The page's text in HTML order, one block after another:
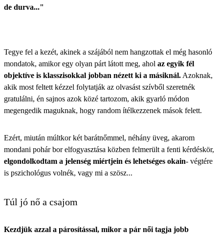
de durva..."
Tegye fel a kezét, akinek a szájából nem hangzottak el még hasonló
mondatok, amikor egy olyan párt látott meg, ahol az egyik fél
objektíve is klasszisokkal jobban nézett ki a másiknál. Azoknak,
akik most feltett kézzel folytatják az olvasást szívből szeretnék
gratulálni, én sajnos azok közé tartozom, akik gyarló módon
megengedik maguknak, hogy random ítélkezzenek mások felett.
Ezért, miután múltkor két barátnőmmel, néhány üveg, akarom
mondani pohár bor elfogyasztása közben felmerült a fenti kérdéskör,
elgondolkodtam a jelenség miértjein és lehetséges okain- végtére
is pszichológus volnék, vagy mi a szösz...
Túl jó nő a csajom
Kezdjük azzal a párosítással, mikor a pár női tagja jobb